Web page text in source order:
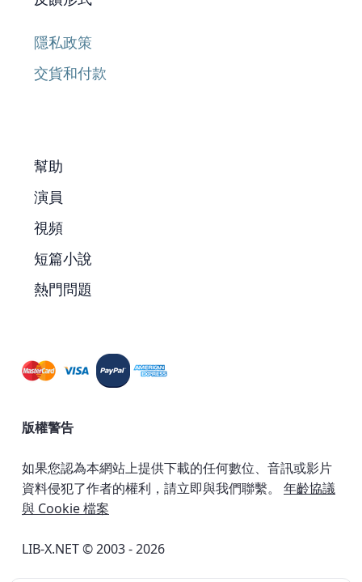
隱私政策
交貨和付款
幫助
演員
視頻
短篇小說
熱門問題
版權警告
如果您認為本網站上提供下載的任何數位、音訊或影片
資料侵犯了作者的權利，請立即與我們聯繫。 年齡協議
與 Cookie 檔案
LIB-X.NET © 2003 - 2026